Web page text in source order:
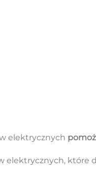
elektrycznych
elektrycznych, które